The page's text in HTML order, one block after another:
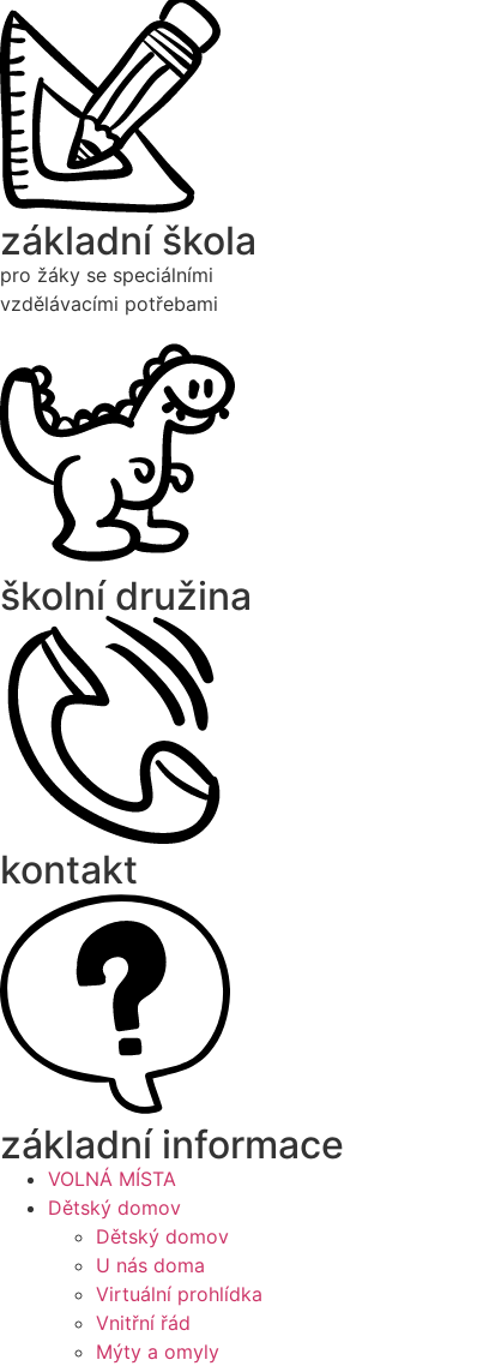
základní škola
pro žáky se speciálními
vzdělávacími potřebami
školní družina
kontakt
základní informace
VOLNÁ MÍSTA
Dětský domov
Dětský domov
U nás doma
Virtuální prohlídka
Vnitřní řád
Mýty a omyly